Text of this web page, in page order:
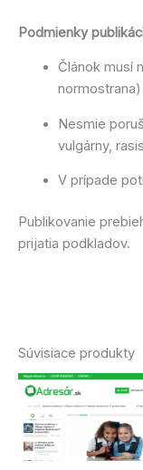
Podmienky
Článok musí
normostrana)
Nesmie
vulgárny,
V prípade
Publikovanie
prijatia podkladov.
Súvisiace produkty